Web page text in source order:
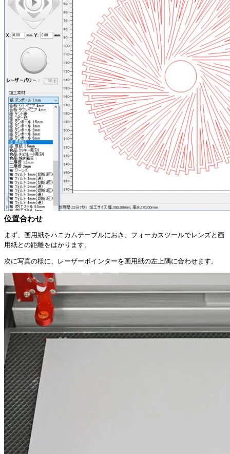
位置合わせ
まず、画用紙をハニカムテーブルにおき、フォーカスツールでレンズと画
用紙との距離をはかります。
次に写真の様に、レーザーポインターを画用紙の左上隅に合わせます。